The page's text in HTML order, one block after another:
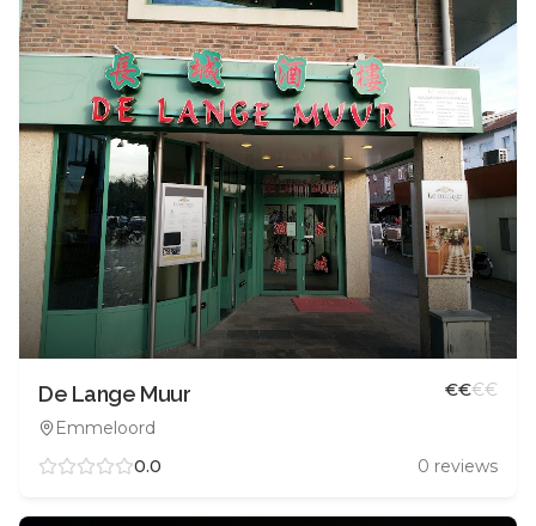
De Lange Muur
Emmeloord
€€€€
0.0 0 reviews